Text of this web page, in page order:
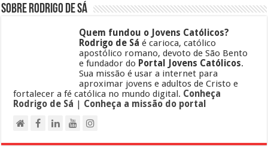
Sobre Rodrigo de Sá
Quem fundou o Jovens Católicos?
Rodrigo de Sá é carioca, católico
apostólico romano, devoto de São Bento
e fundador do Portal Jovens Católicos.
Sua missão é usar a internet para
aproximar jovens e adultos de Cristo e
fortalecer a fé católica no mundo digital. Conheça
Rodrigo de Sá | Conheça a missão do portal